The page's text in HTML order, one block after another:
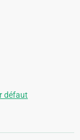
défaut